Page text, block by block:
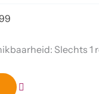
Slechts 1